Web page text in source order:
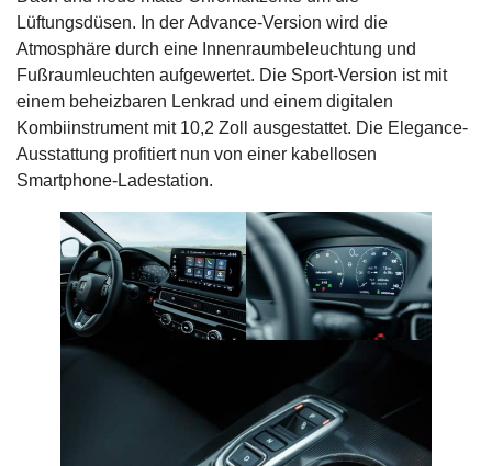
Lüftungsdüsen. In der Advance-Version wird die
Atmosphäre durch eine Innenraumbeleuchtung und
Fußraumleuchten aufgewertet. Die Sport-Version ist mit
einem beheizbaren Lenkrad und einem digitalen
Kombiinstrument mit 10,2 Zoll ausgestattet. Die Elegance-
Ausstattung profitiert nun von einer kabellosen
Smartphone-Ladestation.